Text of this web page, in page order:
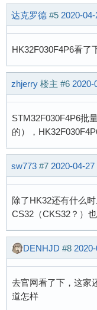
达克罗德 #5 2020-
HK32F030F4P6看了
zhjerry 楼主 #6 2020-
STM32F030F4P6批
的），
sw773 #7 2020-04-27
除了HK32还有什么
CS32（CKS32？）
DENHJD #8
去官网看了下，这家
道怎样